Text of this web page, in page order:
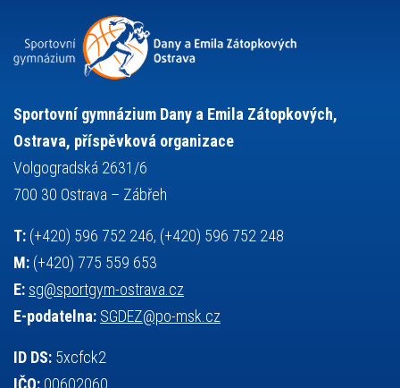
snowboarding
sportovní gymnastika sportovní lezení
stolní tenis střelba
teorie sportovní přípravy
tělesná výchova
událost
volejbal
vybavení vysvědčení vzpírání
výuka všesportovní výcvikový kurz
základy společenských věd
Sportovní gymnázium Dany a Emila Zátopkových,
Ostrava, příspěvková organizace
Volgogradská 2631/6
700 30 Ostrava – Zábřeh
T: (+420) 596 752 246, (+420) 596 752 248
M: (+420) 775 559 653
E: sg@sportgym-ostrava.cz
E-podatelna: SGDEZ@po-msk.cz
ID DS: 5xcfck2
IČO: 00602060